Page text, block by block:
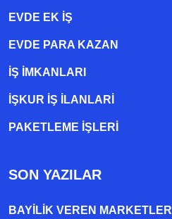
EVDE EK IŞ
EVDE PARA KAZAN
İŞ İMKANLARI
İŞKUR İŞ İLANLARI
PAKETLEME IŞLERI
SON YAZILAR
BAYILIK VEREN MARKETLER